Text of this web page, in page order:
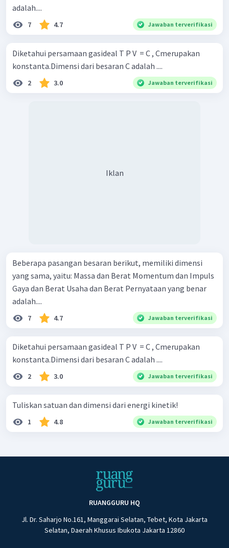
adalah....
7 4.7 Jawaban terverifikasi
Diketahui persamaan gasideal T P V ​ = C , Cmerupakan
konstanta.Dimensi dari besaran C adalah ....
2 3.0 Jawaban terverifikasi
Iklan
Beberapa pasangan besaran berikut, memiliki dimensi
yang sama, yaitu: Massa dan Berat Momentum dan Impuls
Gaya dan Berat Usaha dan Berat Pernyataan yang benar
adalah....
7 4.7 Jawaban terverifikasi
Diketahui persamaan gasideal T P V ​ = C , Cmerupakan
konstanta.Dimensi dari besaran C adalah ....
2 3.0 Jawaban terverifikasi
Tuliskan satuan dan dimensi dari energi kinetik!
1 4.8 Jawaban terverifikasi
RUANGGURU HQ
Jl. Dr. Saharjo No.161, Manggarai Selatan, Tebet, Kota Jakarta
Selatan, Daerah Khusus Ibukota Jakarta 12860